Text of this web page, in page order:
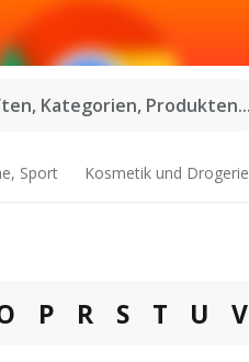
Kategorien, Produkten...
Sport Kosmetik und Drogerie
P R S T U V